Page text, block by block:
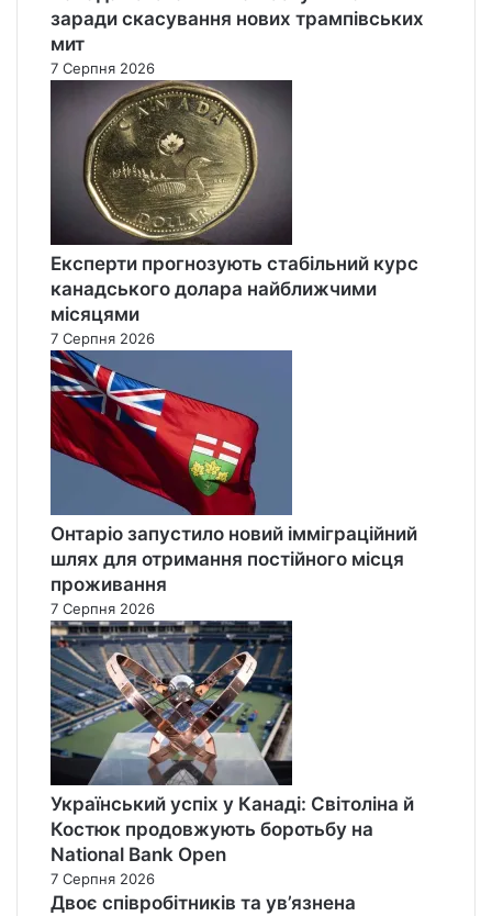
заради скасування нових трампівських
мит
7 Серпня 2026
Експерти прогнозують стабільний курс
канадського долара найближчими
місяцями
7 Серпня 2026
Онтаріо запустило новий імміграційний
шлях для отримання постійного місця
проживання
7 Серпня 2026
Український успіх у Канаді: Світоліна й
Костюк продовжують боротьбу на
National Bank Open
7 Серпня 2026
Двоє співробітників та ув’язнена